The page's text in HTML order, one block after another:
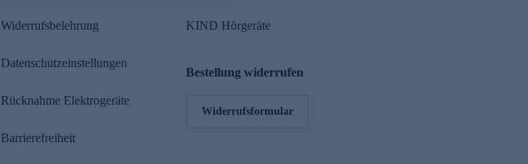
Widerrufsbelehrung
Datenschutzeinstellungen
Rücknahme Elektrogeräte
Barrierefreiheit
KIND Hörgeräte
Bestellung widerrufen
Widerrufsformular